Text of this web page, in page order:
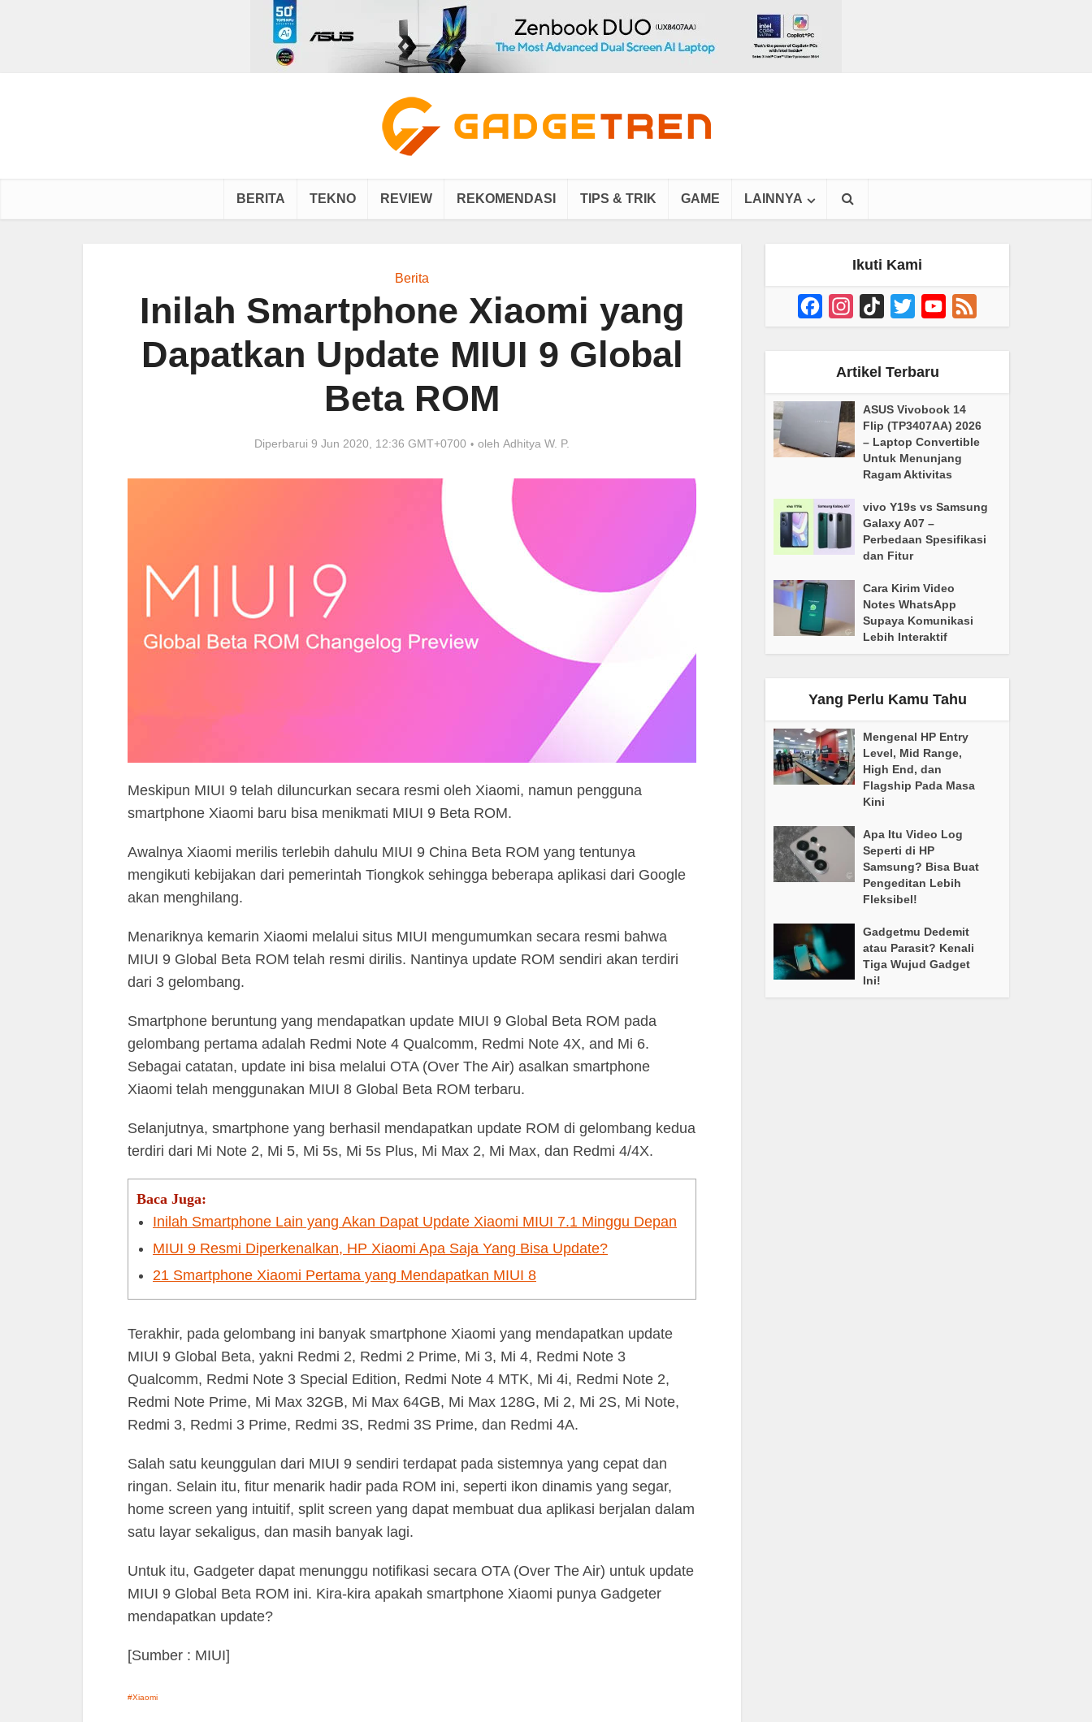
BERITA TEKNO REVIEW REKOMENDASI TIPS & TRIK GAME LAINNYA
Berita
Inilah Smartphone Xiaomi yang
Dapatkan Update MIUI 9 Global
Beta ROM
Diperbarui 9 Jun 2020, 12:36 GMT+0700 oleh Adhitya W. P.
Meskipun MIUI 9 telah diluncurkan secara resmi oleh Xiaomi, namun pengguna
smartphone Xiaomi baru bisa menikmati MIUI 9 Beta ROM.
Awalnya Xiaomi merilis terlebih dahulu MIUI 9 China Beta ROM yang tentunya
mengikuti kebijakan dari pemerintah Tiongkok sehingga beberapa aplikasi dari Google
akan menghilang.
Menariknya kemarin Xiaomi melalui situs MIUI mengumumkan secara resmi bahwa
MIUI 9 Global Beta ROM telah resmi dirilis. Nantinya update ROM sendiri akan terdiri
dari 3 gelombang.
Smartphone beruntung yang mendapatkan update MIUI 9 Global Beta ROM pada
gelombang pertama adalah Redmi Note 4 Qualcomm, Redmi Note 4X, and Mi 6.
Sebagai catatan, update ini bisa melalui OTA (Over The Air) asalkan smartphone
Xiaomi telah menggunakan MIUI 8 Global Beta ROM terbaru.
Selanjutnya, smartphone yang berhasil mendapatkan update ROM di gelombang kedua
terdiri dari Mi Note 2, Mi 5, Mi 5s, Mi 5s Plus, Mi Max 2, Mi Max, dan Redmi 4/4X.
Baca Juga:
Inilah Smartphone Lain yang Akan Dapat Update Xiaomi MIUI 7.1 Minggu Depan
MIUI 9 Resmi Diperkenalkan, HP Xiaomi Apa Saja Yang Bisa Update?
21 Smartphone Xiaomi Pertama yang Mendapatkan MIUI 8
Terakhir, pada gelombang ini banyak smartphone Xiaomi yang mendapatkan update
MIUI 9 Global Beta, yakni Redmi 2, Redmi 2 Prime, Mi 3, Mi 4, Redmi Note 3
Qualcomm, Redmi Note 3 Special Edition, Redmi Note 4 MTK, Mi 4i, Redmi Note 2,
Redmi Note Prime, Mi Max 32GB, Mi Max 64GB, Mi Max 128G, Mi 2, Mi 2S, Mi Note,
Redmi 3, Redmi 3 Prime, Redmi 3S, Redmi 3S Prime, dan Redmi 4A.
Salah satu keunggulan dari MIUI 9 sendiri terdapat pada sistemnya yang cepat dan
ringan. Selain itu, fitur menarik hadir pada ROM ini, seperti ikon dinamis yang segar,
home screen yang intuitif, split screen yang dapat membuat dua aplikasi berjalan dalam
satu layar sekaligus, dan masih banyak lagi.
Untuk itu, Gadgeter dapat menunggu notifikasi secara OTA (Over The Air) untuk update
MIUI 9 Global Beta ROM ini. Kira-kira apakah smartphone Xiaomi punya Gadgeter
mendapatkan update?
[Sumber : MIUI]
Xiaomi
Ikuti Kami
FacebookInstagram
TikTok Twitter YouTube
Channel
Artikel Terbaru
ASUS Vivobook 14
Flip (TP3407AA) 2026
– Laptop Convertible
Untuk Menunjang
Ragam Aktivitas
vivo Y19s vs Samsung
Galaxy A07 –
Perbedaan Spesifikasi
dan Fitur
Cara Kirim Video
Notes WhatsApp
Supaya Komunikasi
Lebih Interaktif
Yang Perlu Kamu Tahu
Mengenal HP Entry
Level, Mid Range,
High End, dan
Flagship Pada Masa
Kini
Apa Itu Video Log
Seperti di HP
Samsung? Bisa Buat
Pengeditan Lebih
Fleksibel!
Gadgetmu Dedemit
atau Parasit? Kenali
Tiga Wujud Gadget
Ini!